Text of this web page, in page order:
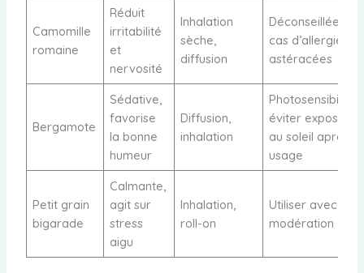
Camomille
romaine
Réduit
irritabilité
et
nervosité
Inhalation
sèche,
diffusion
Déconseillée en
cas d’allergie
astéracées
Bergamote
Sédative,
favorise
la bonne
humeur
Diffusion,
inhalation
éviter exposition
au soleil après
usage
Petit grain
bigarade
Calmante,
agit sur
stress
aigu
Inhalation,
roll-on
Utiliser avec
modération